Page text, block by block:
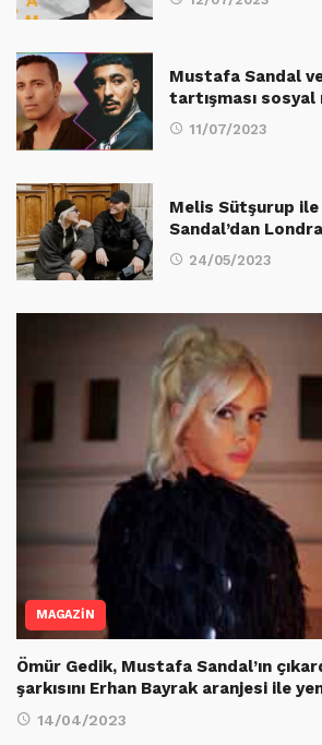
Mustafa Sandal
tartışması sosyal
11/07/2023
Melis Sütşurup
Sandal’dan
24/05/2023
MAGAZİN
Ömür Gedik, Mustafa Sandal’ın
şarkısını Erhan Bayrak aranjesi ile
14/04/2023